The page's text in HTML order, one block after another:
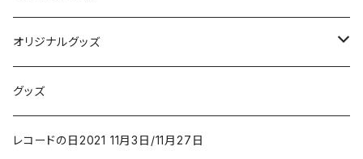
コメディ
ファンタジー/アドベンチャー
アニメーション
New Order
Jazz
オリジナルグッズ
コーヒー
洋服
グッズ
レコードの日2021 11月3日/11月27日